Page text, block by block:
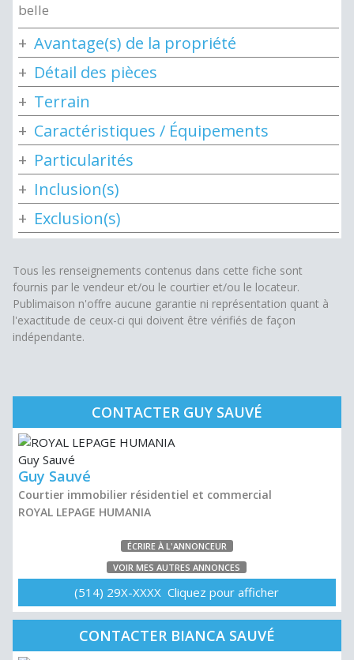
belle
Avantage(s) de la propriété
Détail des pièces
Terrain
Caractéristiques / Équipements
Particularités
Inclusion(s)
Exclusion(s)
Tous les renseignements contenus dans cette fiche sont
fournis par le vendeur et/ou le courtier et/ou le locateur.
Publimaison n'offre aucune garantie ni représentation quant à
l'exactitude de ceux-ci qui doivent être vérifiés de façon
indépendante.
CONTACTER GUY SAUVÉ
Guy Sauvé
Courtier immobilier résidentiel et commercial
ROYAL LEPAGE HUMANIA
ÉCRIRE À L'ANNONCEUR
VOIR MES AUTRES ANNONCES
(514) 29X-XXXX Cliquez pour afficher
CONTACTER BIANCA SAUVÉ